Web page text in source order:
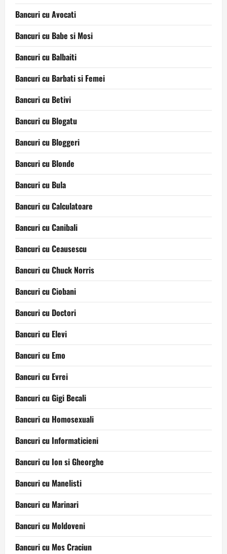
Bancuri cu Avocati
Bancuri cu Babe si Mosi
Bancuri cu Balbaiti
Bancuri cu Barbati si Femei
Bancuri cu Betivi
Bancuri cu Blogatu
Bancuri cu Bloggeri
Bancuri cu Blonde
Bancuri cu Bula
Bancuri cu Calculatoare
Bancuri cu Canibali
Bancuri cu Ceausescu
Bancuri cu Chuck Norris
Bancuri cu Ciobani
Bancuri cu Doctori
Bancuri cu Elevi
Bancuri cu Emo
Bancuri cu Evrei
Bancuri cu Gigi Becali
Bancuri cu Homosexuali
Bancuri cu Informaticieni
Bancuri cu Ion si Gheorghe
Bancuri cu Manelisti
Bancuri cu Marinari
Bancuri cu Moldoveni
Bancuri cu Mos Craciun